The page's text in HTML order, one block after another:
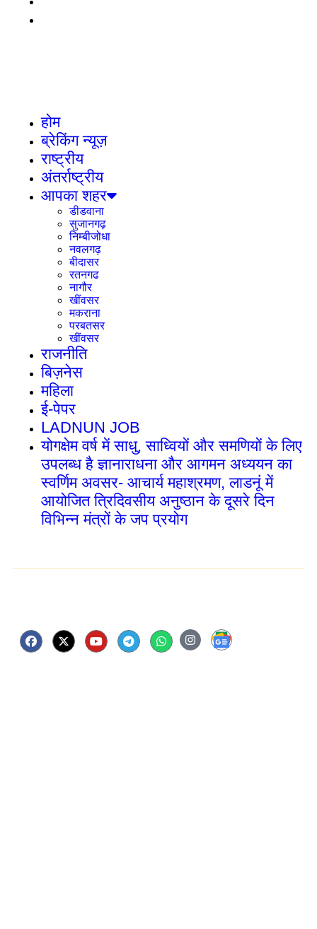
होम
ब्रेकिंग न्यूज़
राष्ट्रीय
अंतर्राष्ट्रीय
आपका शहर
डीडवाना
सुजानगढ़
निम्बीजोधा
नवलगढ़
बीदासर
रतनगढ
नागौर
खींवसर
मकराना
परबतसर
खींवसर
राजनीति
बिज़नेस
महिला
ई-पेपर
LADNUN JOB
योगक्षेम वर्ष में साधु, साध्वियों और समणियों के लिए
उपलब्ध है ज्ञानाराधना और आगमन अध्ययन का
स्वर्णिम अवसर- आचार्य महाश्रमण, लाडनूं में
आयोजित त्रिदिवसीय अनुष्ठान के दूसरे दिन
विभिन्न मंत्रों के जप प्रयोग